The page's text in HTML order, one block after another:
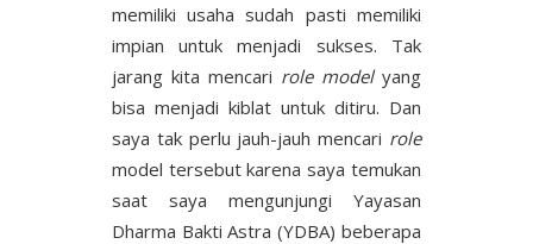
memiliki usaha sudah pasti memiliki
impian untuk menjadi sukses. Tak
jarang kita mencari role modelyang
bisa menjadi kiblat untuk ditiru. Dan
saya tak perlu jauh-jauh mencari role
model tersebut karena saya temukan
saat saya mengunjungi Yayasan
Dharma Bakti Astra (YDBA) beberapa